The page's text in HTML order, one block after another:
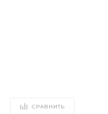
СРАВНИТЬ